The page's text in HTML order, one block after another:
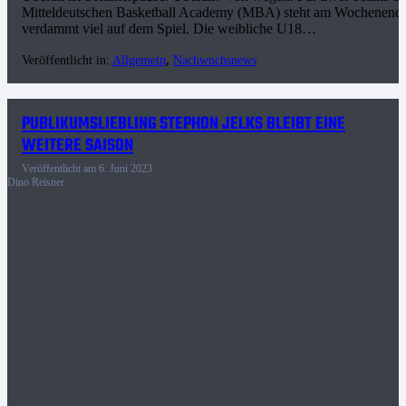
Mitteldeutschen Basketball Academy (MBA) steht am
verdammt viel auf dem Spiel. Die weibliche U18…
Veröffentlicht in: Allgemein, Nachwuchsnews
PUBLIKUMSLIEBLING STEPHON JELKS BLEIBT EINE
WEITERE SAISON
Veröffentlicht am 6. Juni 2023
Dino Reisner